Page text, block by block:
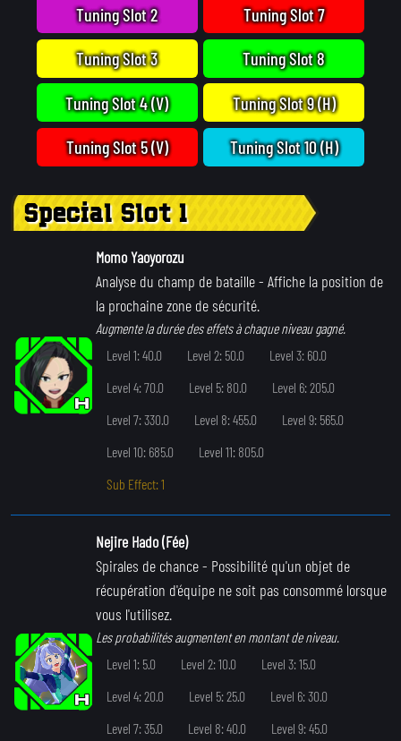
Tuning Slot 2
Tuning Slot 3
Tuning Slot 4 (V)
Tuning Slot 5 (V)
Tuning Slot 7
Tuning Slot 8
Tuning Slot 9 (H)
Tuning Slot 10 (H)
Special Slot 1
Momo Yaoyorozu
Analyse du champ de bataille- Affiche la position de
la prochaine zone de sécurité.
Augmente la durée des effets à chaque niveau gagné.
Level 1: 40.0
Level 2: 50.0
Level 3: 60.0
Level 4: 70.0
Level 5: 80.0
Level 6: 205.0
Level 7: 330.0
Level 8: 455.0
Level 9: 565.0
Level 10: 685.0
Level 11: 805.0
Sub Effect: 1
Nejire Hado (Fée)
Spirales de chance- Possibilité qu'un objet de
récupération d'équipe ne soit pas consommé lorsque
vous l'utilisez.
Les probabilités augmentent en montant de niveau.
Level 1: 5.0
Level 2: 10.0
Level 3: 15.0
Level 4: 20.0
Level 5: 25.0
Level 6: 30.0
Level 7: 35.0
Level 8: 40.0
Level 9: 45.0